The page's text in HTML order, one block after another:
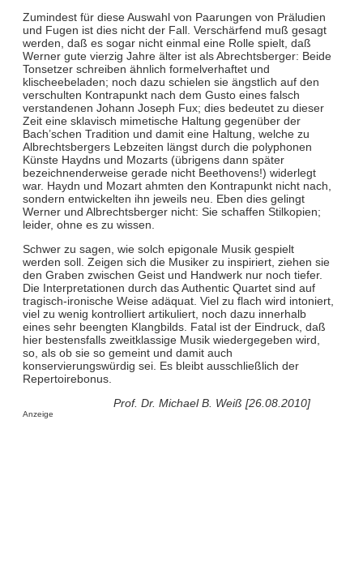
Zumindest für diese Auswahl von Paarungen von Präludien
und Fugen ist dies nicht der Fall. Verschärfend muß gesagt
werden, daß es sogar nicht einmal eine Rolle spielt, daß
Werner gute vierzig Jahre älter ist als Abrechtsberger: Beide
Tonsetzer schreiben ähnlich formelverhaftet und
klischeebeladen; noch dazu schielen sie ängstlich auf den
verschulten Kontrapunkt nach dem Gusto eines falsch
verstandenen Johann Joseph Fux; dies bedeutet zu dieser
Zeit eine sklavisch mimetische Haltung gegenüber der
Bach’schen Tradition und damit eine Haltung, welche zu
Albrechtsbergers Lebzeiten längst durch die polyphonen
Künste Haydns und Mozarts (übrigens dann später
bezeichnenderweise gerade nicht Beethovens!) widerlegt
war. Haydn und Mozart ahmten den Kontrapunkt nicht nach,
sondern entwickelten ihn jeweils neu. Eben dies gelingt
Werner und Albrechtsberger nicht: Sie schaffen Stilkopien;
leider, ohne es zu wissen.
Schwer zu sagen, wie solch epigonale Musik gespielt
werden soll. Zeigen sich die Musiker zu inspiriert, ziehen sie
den Graben zwischen Geist und Handwerk nur noch tiefer.
Die Interpretationen durch das Authentic Quartet sind auf
tragisch-ironische Weise adäquat. Viel zu flach wird intoniert,
viel zu wenig kontrolliert artikuliert, noch dazu innerhalb
eines sehr beengten Klangbilds. Fatal ist der Eindruck, daß
hier bestensfalls zweitklassige Musik wiedergegeben wird,
so, als ob sie so gemeint und damit auch
konservierungswürdig sei. Es bleibt ausschließlich der
Repertoirebonus.
Prof. Dr. Michael B. Weiß [26.08.2010]
Anzeige